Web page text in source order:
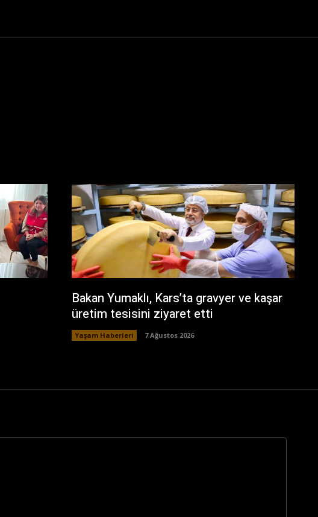
Bakan Yumaklı, Kars’ta gravyer ve kaşar
üretim tesisini ziyaret etti
Yaşam Haberleri 7 Ağustos 2026